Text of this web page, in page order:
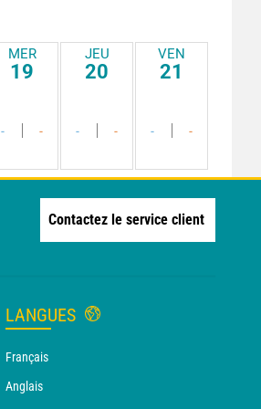
MER
19
- -
JEU
20
- -
VEN
21
- -
Contactez le service client
LANGUES
Français
Anglais